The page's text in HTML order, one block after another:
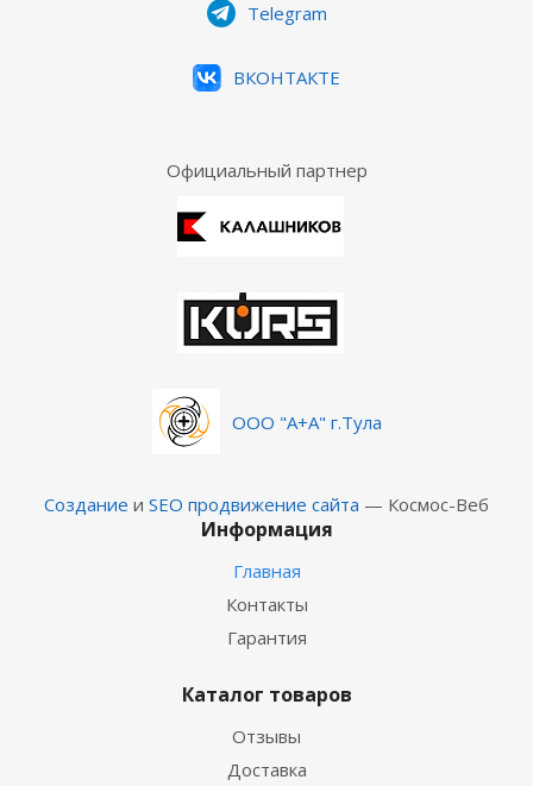
Telegram
ВКОНТАКТЕ
Официальный партнер
ООО "А+А" г.Тула
Создание и SEO продвижение сайта — Космос-Веб
Информация
Главная
Контакты
Гарантия
Каталог товаров
Отзывы
Доставка